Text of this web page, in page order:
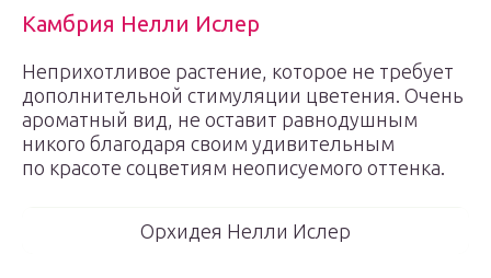
Камбрия Нелли Ислер
Неприхотливое растение, которое не требует
дополнительной стимуляции цветения. Очень
ароматный вид, не оставит равнодушным
никого благодаря своим удивительным
по красоте соцветиям неописуемого оттенка.
Орхидея Нелли Ислер